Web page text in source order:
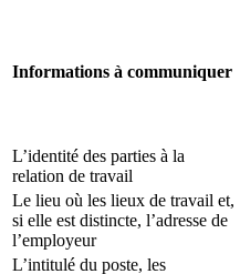
Informations à communiquer
L’identité des parties à la
relation de travail
Le lieu où les lieux de travail et,
si elle est distincte, l’adresse de
l’employeur
L’intitulé du poste, les